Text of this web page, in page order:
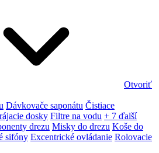
Otvoriť
Dávkovače saponátu Čistiace
dosky Filtre na vodu + 7 ďalší
drezu Misky do drezu Koše do
sifóny Excentrické ovládanie Rolovacie